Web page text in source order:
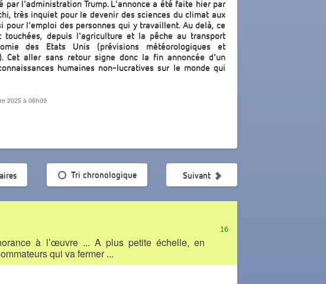
par l'administration Trump. L'annonce a été faite hier par
très inquiet pour le devenir des sciences du climat aux
pour l'emploi des personnes qui y travaillent. Au delà, ce
depuis l'agriculture et la pêche au transport
des Etats Unis (prévisions météorologiques et
Cet aller sans retour signe donc la fin annoncée d'un
humaines non-lucratives sur le monde qui
2025 à 08h09
Tri chronologique Suivant
16
à l’œuvre ... A plus petite échelle, en
qui va fermer ...